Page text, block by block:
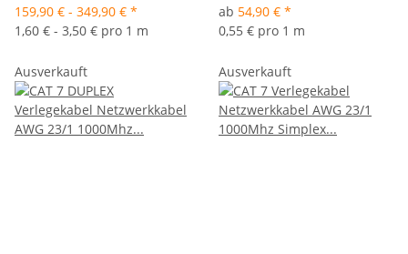
159,90 € - 349,90 € *
1,60 € - 3,50 € pro 1 m
ab 54,90 € *
0,55 € pro 1 m
Ausverkauft Ausverkauft